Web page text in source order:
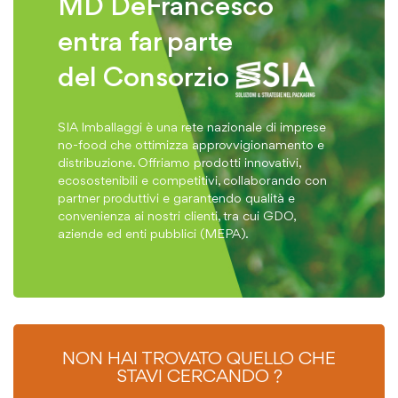
MD DeFrancesco
entra far parte
del Consorzio
SIA Imballaggi è una rete nazionale di imprese
no-food che ottimizza approvvigionamento e
distribuzione. Offriamo prodotti innovativi,
ecosostenibili e competitivi, collaborando con
partner produttivi e garantendo qualità e
convenienza ai nostri clienti, tra cui GDO,
aziende ed enti pubblici (MEPA).
NON HAI TROVATO QUELLO CHE
STAVI CERCANDO ?